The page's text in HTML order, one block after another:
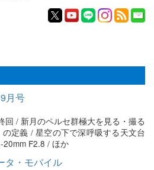
月号
回 / 新月のペルセ群極大を見る・撮る
定義 / 星空の下で深呼吸する天文台
20mm F2.8 / ほか
タ・モバイル